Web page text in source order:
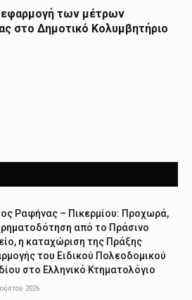
εφαρμογή των μέτρων
στο Δημοτικό Κολυμβητήριο
Ραφήνας – Πικερμίου: Προχωρά,
από το Πράσινο
η καταχώριση της Πράξης
του Ειδικού Πολεοδομικού
στο Ελληνικό Κτηματολόγιο
2026